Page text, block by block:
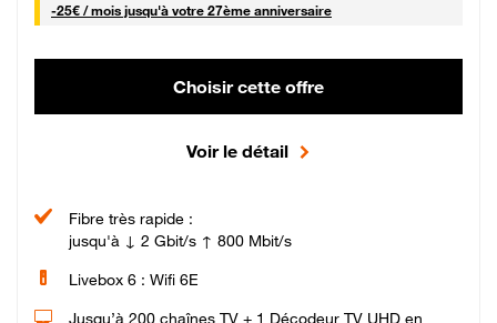
-25€ / mois25 € par mois
jusqu'à votre 27ème anniversaire
Choisir cette offre
Voir le détail
Fibre très rapide :
jusqu'à ↓ 2 Gbit/s ↑ 800 Mbit/s
Livebox 6 : Wifi 6E
Jusqu’à 200 chaînes TV + 1 Décodeur TV UHD en